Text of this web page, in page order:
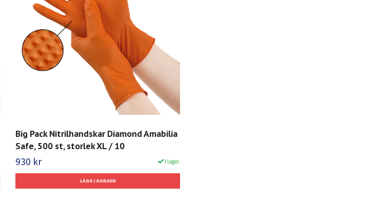
Big Pack Nitrilhandskar Diamond Amabilia
Safe, 500 st, storlek XL / 10
930 kr I lager.